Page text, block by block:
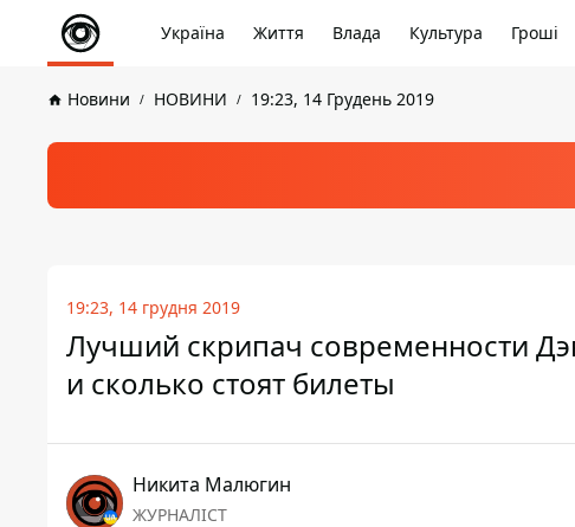
Україна Життя Влада Культура Гроші
Новини НОВИНИ 19:23, 14 Грудень 2019
19:23, 14 грудня 2019
Лучший скрипач современности
и сколько стоят билеты
Никита Малюгин
ЖУРНАЛІСТ